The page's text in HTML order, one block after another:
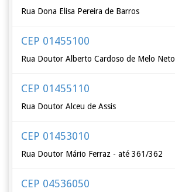
Rua Dona Elisa Pereira de Barros
CEP 01455100
Rua Doutor Alberto Cardoso de Melo Neto
CEP 01455110
Rua Doutor Alceu de Assis
CEP 01453010
Rua Doutor Mário Ferraz - até 361/362
CEP 04536050